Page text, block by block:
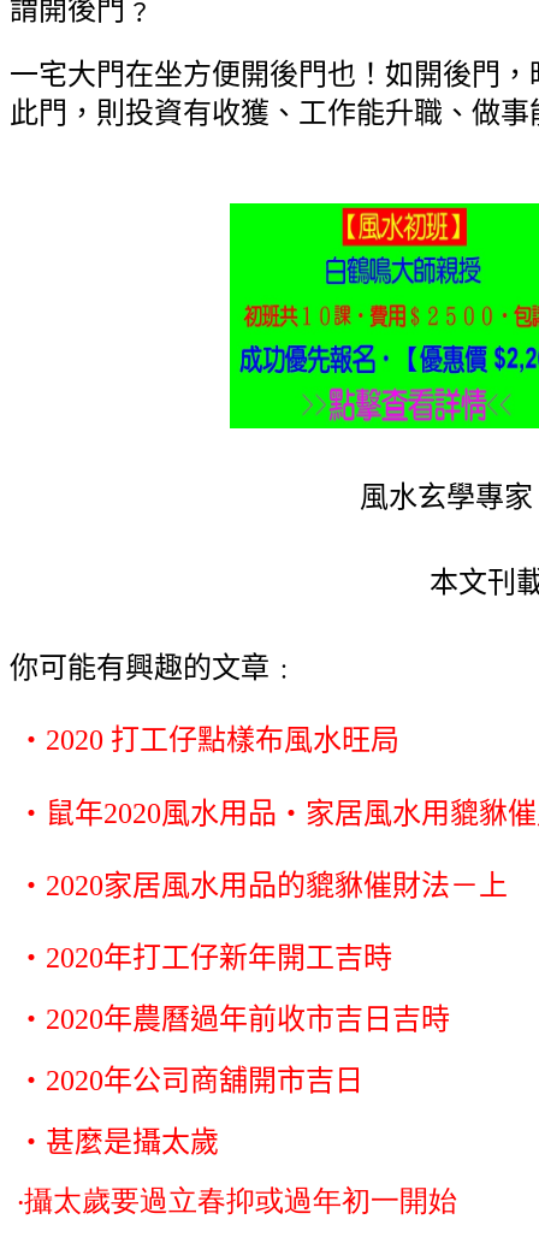
謂開後門﹖
一宅大門在坐方便開後門也！如開後門
此門，則投資有收獲、工作能升職、做事
風水玄學專
本文刊
你可能有興趣的文章﹕
‧2020 打工仔點樣布風水旺局
‧鼠年2020風水用品‧家居風水用貔貅
‧2020家居風水用品的貔貅催財法－上
‧2020年打工仔新年開工吉時
‧2020年農曆過年前收市吉日吉時
‧2020年公司商舖開市吉日
‧ 甚麼是攝太歲
‧攝太歲要過立春抑或過年初一開始